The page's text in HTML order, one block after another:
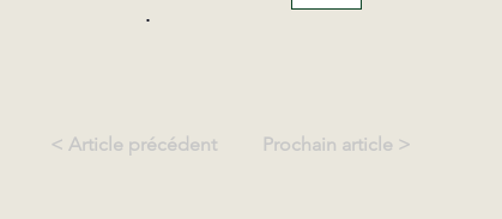
.
< Article précédent Prochain article >